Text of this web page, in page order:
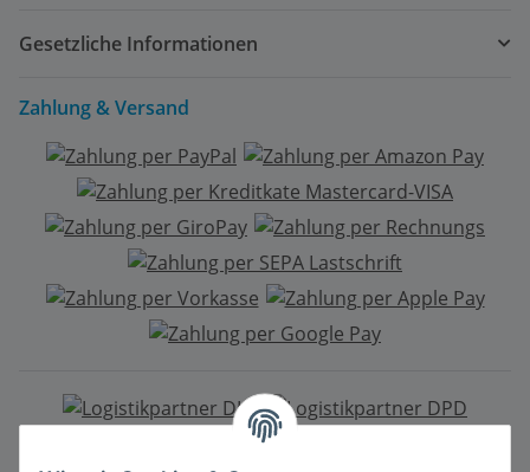
Gesetzliche Informationen
Zahlung & Versand